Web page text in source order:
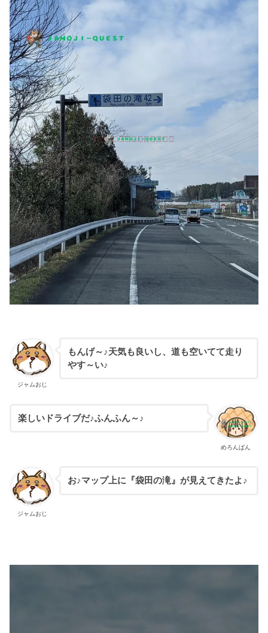
ジャムおじ
もんげ～♪天気も良いし、道も空いてて走り
やす～い♪
めろんぱん
楽しいドライブだ♪ふんふん～♪
ジャムおじ
お♪マップ上に『袋田の滝』が見えてきたよ♪